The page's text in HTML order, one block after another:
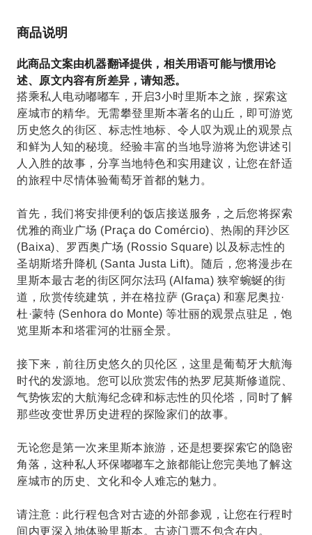
享受里斯本市中心饭店私人接送的便利
聘请一位经验丰富的当地司机，让您免受里斯本陡
峭山路的困扰。
商品说明
此商品文案由机器翻译提供，相关用语可能与惯用论
述、原文内容有所差异，请知悉。
搭乘私人电动嘟嘟车，开启3小时里斯本之旅，探索这
座城市的精华。无需攀登里斯本著名的山丘，即可游览
历史悠久的街区、标志性地标、令人叹为观止的观景点
和鲜为人知的秘境。经验丰富的当地导游将为您讲述引
人入胜的故事，分享当地特色和实用建议，让您在舒适
的旅程中尽情体验葡萄牙首都的魅力。
首先，我们将安排便利的饭店接送服务，之后您将探索
优雅的商业广场 (Praça do Comércio)、热闹的拜沙区
(Baixa)、罗西奥广场 (Rossio Square) 以及标志性的
圣胡斯塔升降机 (Santa Justa Lift)。随后，您将漫步在
里斯本最古老的街区阿尔法玛 (Alfama) 狭窄蜿蜒的街
道，欣赏传统建筑，并在格拉萨 (Graça) 和塞尼奥拉·
杜·蒙特 (Senhora do Monte) 等壮丽的观景点驻足，饱
览里斯本和塔霍河的壮丽全景。
接下来，前往历史悠久的贝伦区，这里是葡萄牙大航海
时代的发源地。您可以欣赏宏伟的热罗尼莫斯修道院、
气势恢宏的大航海纪念碑和标志性的贝伦塔，同时了解
那些改变世界历史进程的探险家们的故事。
无论您是第一次来里斯本旅游，还是想要探索它的隐密
角落，这种私人环保嘟嘟车之旅都能让您完美地了解这
座城市的历史、文化和令人难忘的魅力。
请注意：此行程包含对古迹的外部参观，让您在行程时
间内更深入地体验里斯本。古迹门票不包含在内。